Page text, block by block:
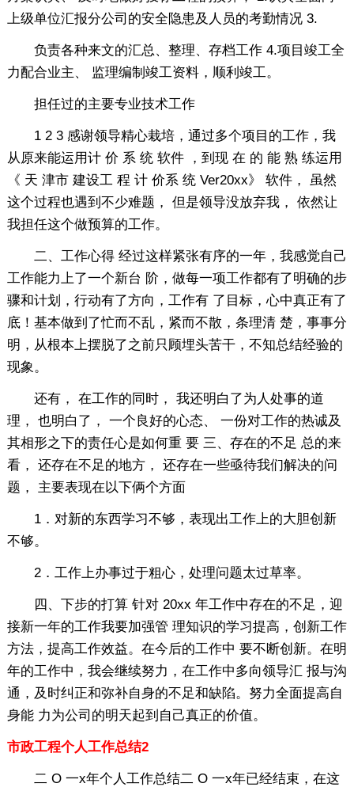
上级单位汇报分公司的安全隐患及人员的考勤情况 3.
负责各种来文的汇总、整理、存档工作 4.项目竣工全
力配合业主、 监理编制竣工资料，顺利竣工。
担任过的主要专业技术工作
1 2 3 感谢领导精心栽培，通过多个项目的工作，我
从原来能运用计 价 系 统 软件 ，到现 在 的 能 熟 练运用
《 天 津市 建设工 程 计 价系 统 Ver20xx》 软件， 虽然
这个过程也遇到不少难题， 但是领导没放弃我， 依然让
我担任这个做预算的工作。
二、工作心得 经过这样紧张有序的一年，我感觉自己
工作能力上了一个新台 阶，做每一项工作都有了明确的步
骤和计划，行动有了方向，工作有 了目标，心中真正有了
底！基本做到了忙而不乱，紧而不散，条理清 楚，事事分
明，从根本上摆脱了之前只顾埋头苦干，不知总结经验的
现象。
还有， 在工作的同时， 我还明白了为人处事的道
理， 也明白了， 一个良好的心态、 一份对工作的热诚及
其相形之下的责任心是如何重 要 三、存在的不足 总的来
看， 还存在不足的地方， 还存在一些亟待我们解决的问
题， 主要表现在以下俩个方面
1．对新的东西学习不够，表现出工作上的大胆创新
不够。
2．工作上办事过于粗心，处理问题太过草率。
四、下步的打算 针对 20xx 年工作中存在的不足，迎
接新一年的工作我要加强管 理知识的学习提高，创新工作
方法，提高工作效益。在今后的工作中 要不断创新。在明
年的工作中，我会继续努力，在工作中多向领导汇 报与沟
通，及时纠正和弥补自身的不足和缺陷。努力全面提高自
身能 力为公司的明天起到自己真正的价值。
市政工程个人工作总结2
二 O 一x年个人工作总结二 O 一x年已经结束，在这